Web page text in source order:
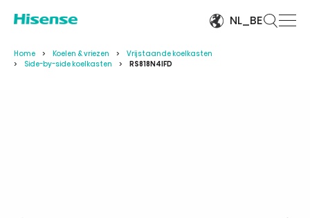
NL_BE
Home Koelen & vriezen
Vrijstaande koelkasten
Side-by-side koelkasten
RS818N4IFD